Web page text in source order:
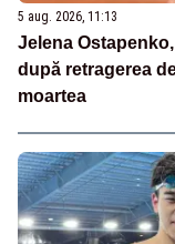
5 aug. 2026, 11:13
Jelena
după retragerea
moartea